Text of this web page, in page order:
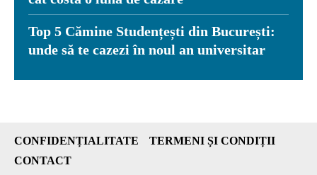
Top 5 Cămine Studențești din București:
unde să te cazezi în noul an universitar
CONFIDENȚIALITATE
TERMENI ȘI CONDIȚII
CONTACT